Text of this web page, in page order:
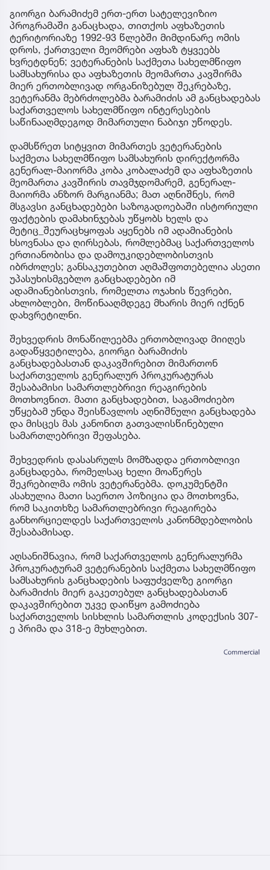
გიორგი ბარამიძემ ერთ-ერთ სატელევიზიო
პროგრამაში განაცხადა, თითქოს აფხაზეთის
ტერიტორიაზე 1992-93 წლებში მიმდინარე ომის
დროს, ქართველი მეომრები აფხაზ ტყვეებს
ხვრეტდნენ; ვეტერანების საქმეთა სახელმწიფო
სამსახურისა და აფხაზეთის მეომართა კავშირმა
მიერ ერთობლივად ორგანიზებულ შეკრებაზე,
ვეტერანმა მებრძოლებმა ბარამიძის ამ განცხადებას
საქართველოს სახელმწიფო ინტერესების
საწინააღმდეგოდ მიმართული ნაბიჯი უწოდეს.
დამსწრეთ სიტყვით მიმართეს ვეტერანების
საქმეთა სახელმწიფო სამსახურის დირექტორმა
გენერალ-მაიორმა კობა კობალაძემ და აფხაზეთის
მეომართა კავშირის თავმჯდომარემ, გენერალ-
მაიორმა ანზორ მარგიანმა; მათ აღნიშნეს, რომ
მსგავსი განცხადებები საზოგადოებაში ისტორიული
ფაქტების დამახინჯებას უწყობს ხელს და
მეტიც_შეურაცხყოფას აყენებს იმ ადამიანების
ხსოვნასა და ღირსებას, რომლებმაც საქართველოს
ერთიანობისა და დამოუკიდებლობისთვის
იბრძოლეს; განსაკუთებით აღმაშფოთებელია ასეთი
უპასუხისმგებლო განცხადებები იმ
ადამიანებისთვის, რომელთა ოჯახის წევრები,
ახლობლები, მოწინააღმდეგე მხარის მიერ იქნენ
დახვრეტილნი.
შეხვედრის მონაწილეებმა ერთობლივად მიიღეს
გადაწყვეტილება, გიორგი ბარამიძის
განცხადებასთან დაკავშირებით მიმართონ
საქართველოს გენერალურ პროკურატურას
შესაბამისი სამართლებრივი რეაგირების
მოთხოვნით. მათი განცხადებით, საგამოძიებო
უწყებამ უნდა შეისწავლოს აღნიშნული განცხადება
და მისცეს მას კანონით გათვალისწინებული
სამართლებრივი შეფასება.
შეხვედრის დასასრულს მომზადდა ერთობლივი
განცხადება, რომელსაც ხელი მოაწერეს
შეკრებილმა ომის ვეტერანებმა. დოკუმენტში
ასახულია მათი საერთო პოზიცია და მოთხოვნა,
რომ საკითხზე სამართლებრივი რეაგირება
განხორციელდეს საქართველოს კანონმდებლობის
შესაბამისად.
აღსანიშნავია, რომ საქართველოს გენერალურმა
პროკურატურამ ვეტერანების საქმეთა სახელმწიფო
სამსახურის განცხადების საფუძველზე გიორგი
ბარამიძის მიერ გაკეთებულ განცხადებასთან
დაკავშირებით უკვე დაიწყო გამოძიება
საქართველოს სისხლის სამართლის კოდექსის 307-
ე პრიმა და 318-ე მუხლებით.